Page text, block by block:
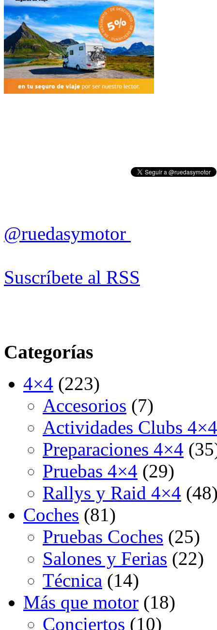
@ruedasymotor
Suscríbete al RSS
Categorías
4×4 (223)
Accesorios (7)
Actividades Clubs 4×4
Preparaciones 4×4
Pruebas 4×4 (29)
Rallys y Raid 4×4
Coches (81)
Pruebas Coches (25)
Salones y Ferias (22)
Técnica (14)
Más que motor (18)
Conciertos (10)